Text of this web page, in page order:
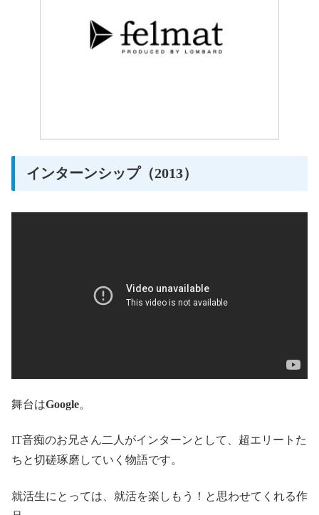
インターンシップ（2013）
舞台はGoogle。
IT音痴のお兄さん二人がインターンとして、超エリートた
ちと切磋琢磨していく物語です。
就活生にとっては、就活を楽しもう！と思わせてくれる作